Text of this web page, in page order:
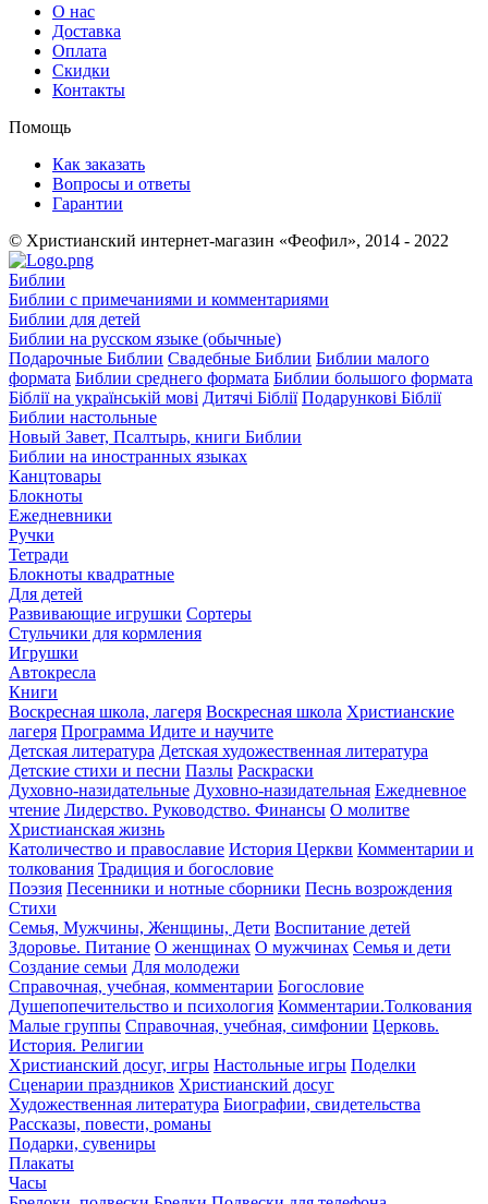
О нас
Доставка
Оплата
Скидки
Контакты
Помощь
Как заказать
Вопросы и ответы
Гарантии
© Христианский интернет-магазин «Феофил», 2014 - 2022
Библии
Библии с примечаниями и комментариями
Библии для детей
Библии на русском языке (обычные)
Подарочные Библии Свадебные Библии Библии малого
формата Библии среднего формата Библии большого формата
Біблії на українській мові Дитячі Біблії Подарункові Біблії
Библии настольные
Новый Завет, Псалтырь, книги Библии
Библии на иностранных языках
Канцтовары
Блокноты
Ежедневники
Ручки
Тетради
Блокноты квадратные
Для детей
Развивающие игрушки Сортеры
Стульчики для кормления
Игрушки
Автокресла
Книги
Воскресная школа, лагеря Воскресная школа Христианские
лагеря Программа Идите и научите
Детская литература Детская художественная литература
Детские стихи и песни Пазлы Раскраски
Духовно-назидательные Духовно-назидательная Ежедневное
чтение Лидерство. Руководство. Финансы О молитве
Христианская жизнь
Католичество и православие История Церкви Комментарии и
толкования Традиция и богословие
Поэзия Песенники и нотные сборники Песнь возрождения
Стихи
Семья, Мужчины, Женщины, Дети Воспитание детей
Здоровье. Питание О женщинах О мужчинах Семья и дети
Создание семьи Для молодежи
Справочная, учебная, комментарии Богословие
Душепопечительство и психология Комментарии.Толкования
Малые группы Справочная, учебная, симфонии Церковь.
История. Религии
Христианский досуг, игры Настольные игры Поделки
Сценарии праздников Христианский досуг
Художественная литература Биографии, свидетельства
Рассказы, повести, романы
Подарки, сувениры
Плакаты
Часы